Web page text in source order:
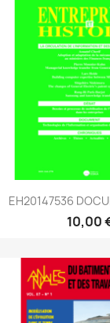
Aperçu
EH20147536
10,00